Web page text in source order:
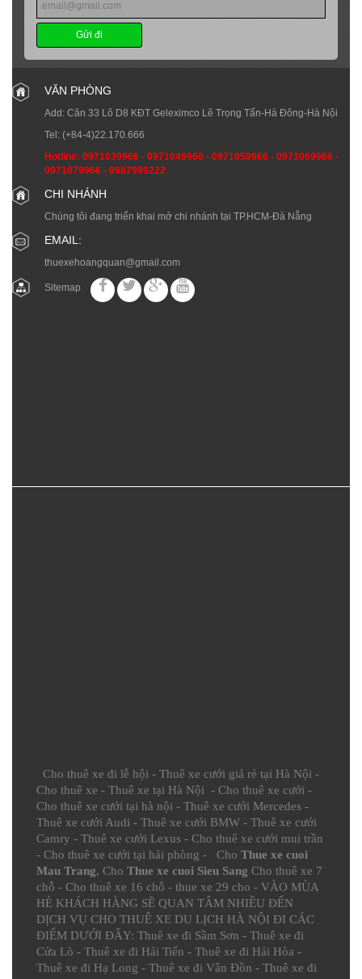
Gửi đi
VĂN PHÒNG
Add: Căn 33 Lô D8 KĐT Geleximco Lê Trọng Tấn-Hà Đông-Hà Nội
Tel: (+84-4)22.170.666
Hotline: 0971039966 - 0971049966 - 0971059966 - 0971069966 -
0971079966 - 0987999222
CHI NHÁNH
Chúng tôi đang triển khai mở chi nhánh tại TP.HCM-Đà Nẵng
EMAIL:
thuexehoangquan@gmail.com
Sitemap
Cho thuê xe đi lễ hội - Thuê xe cưới giá rẻ tại Hà Nội -
Cho thuê xe - Thuê xe tại Hà Nội - Cho thuê xe cưới -
Cho thuê xe cưới tại hà nội - Thuê xe cưới Mercedes -
Thuê xe cưới Audi - Thuê xe cưới BMW - Thuê xe cưới
Camry - Thuê xe cưới Lexus - Cho thuê xe cưới mui trần
- Cho thuê xe cưới tại hải phòng - Cho Thue xe cuoi
Mau Trang, Cho Thue xe cuoi Sieu Sang Cho thuê xe 7
chỗ - Cho thuê xe 16 chỗ - thue xe 29 cho - VÀO MÙA
HÈ KHÁCH HÀNG SẼ QUAN TÂM NHIỀU ĐẾN
DỊCH VỤ CHO THUÊ XE DU LỊCH HÀ NỘI ĐI CÁC
ĐIỂM DƯỚI ĐÂY: Thuê xe đi Sầm Sơn - Thuê xe đi
Cửa Lò - Thuê xe đi Hải Tiến - Thuê xe đi Hải Hòa -
Thuê xe đi Hạ Long - Thuê xe đi Vân Đồn - Thuê xe đi